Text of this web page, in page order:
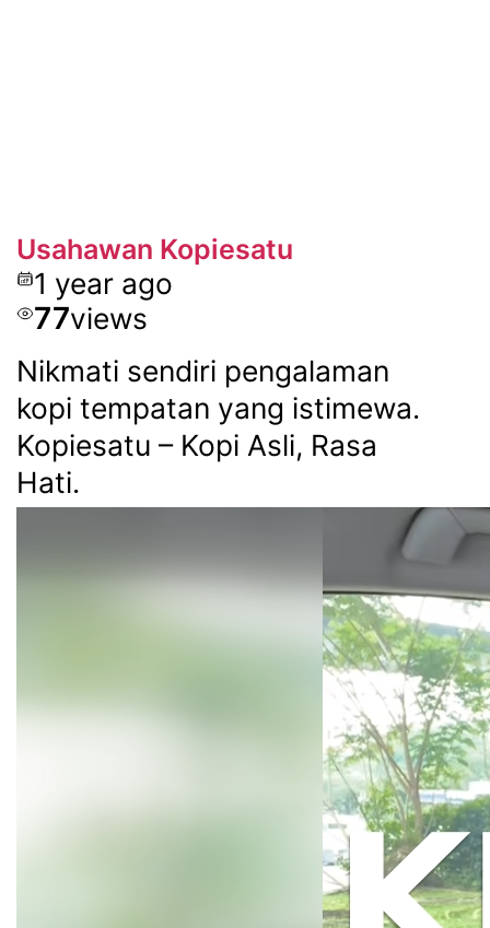
Usahawan Kopiesatu
1 year ago
77views
Nikmati sendiri pengalaman
kopi tempatan yang istimewa.
Kopiesatu – Kopi Asli, Rasa
Hati.